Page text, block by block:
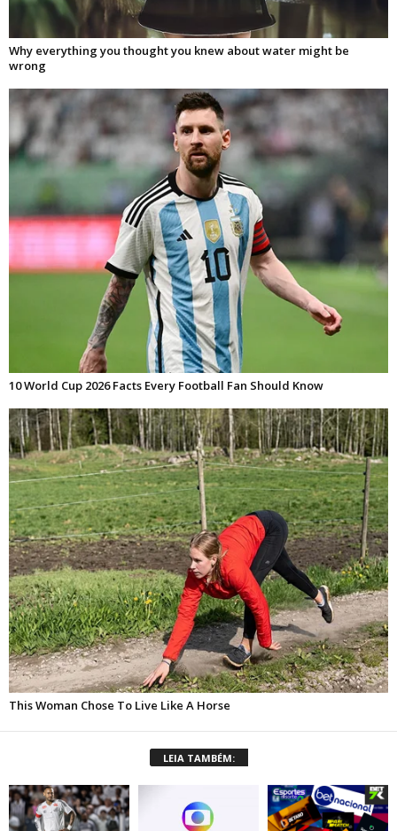
LEIA TAMBÉM: